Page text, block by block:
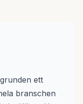
ett
branschen